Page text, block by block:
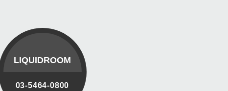
LIQUIDROOM
03-5464-0800